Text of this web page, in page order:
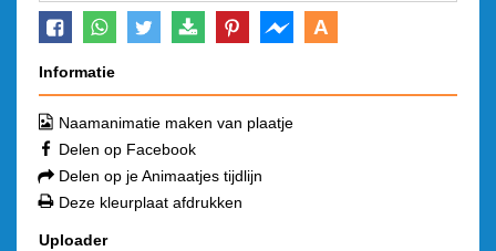
A
Informatie
Naamanimatie maken van plaatje
Delen op Facebook
Delen op je Animaatjes tijdlijn
Deze kleurplaat afdrukken
Uploader